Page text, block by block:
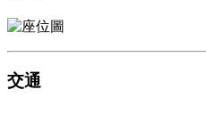
交通